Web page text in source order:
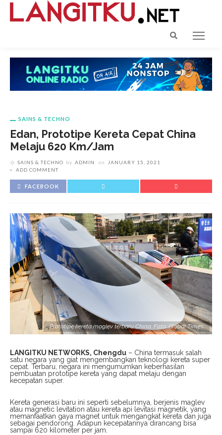
SAINS & TECHNO
Edan, Prototipe Kereta Cepat China
Melaju 620 Km/Jam
SAINS & TECHNO by ADMIN on
JANUARY 15, 2021
ADD COMMENT
FACEBOOK
Prototipe kereta maglev terbaru China. Foto: Global Times
LANGITKU NETWORKS, Chengdu – China termasuk salah
satu negara yang giat mengembangkan teknologi kereta super
cepat. Terbaru, negara ini mengumumkan keberhasilan
pembuatan prototipe kereta yang dapat melaju dengan
kecepatan super.
Kereta generasi baru ini seperti sebelumnya, berjenis maglev
atau magnetic levitation atau kereta api levitasi magnetik, yang
memanfaatkan gaya magnet untuk mengangkat kereta dan juga
sebagai pendorong. Adapun kecepatannya dirancang bisa
sampai 620 kilometer per jam.